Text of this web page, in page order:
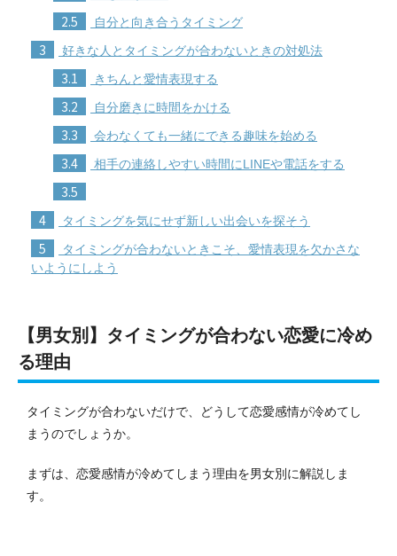
2.5 自分と向き合うタイミング
3 好きな人とタイミングが合わないときの対処法
3.1 きちんと愛情表現する
3.2 自分磨きに時間をかける
3.3 会わなくても一緒にできる趣味を始める
3.4 相手の連絡しやすい時間にLINEや電話をする
3.5
4
タイミングを気にせず新しい出会いを探そう
5
タイミングが合わないときこそ、愛情表現を欠かさな
いようにしよう
【男女別】タイミングが合わない恋愛に冷め
る理由
タイミングが合わないだけで、どうして恋愛感情が冷めてし
まうのでしょうか。
まずは、恋愛感情が冷めてしまう理由を男女別に解説しま
す。